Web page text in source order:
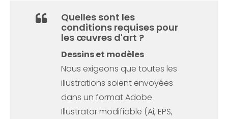
Quelles sont les
conditions requises pour
les œuvres d'art ?
Dessins et modèles
Nous exigeons que toutes les
illustrations soient envoyées
dans un format Adobe
Illustrator modifiable (Ai, EPS,